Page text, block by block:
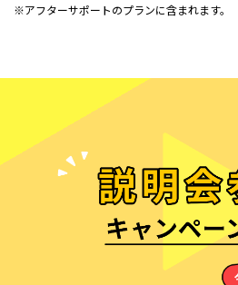
※アフターサポートのプランに含まれます。